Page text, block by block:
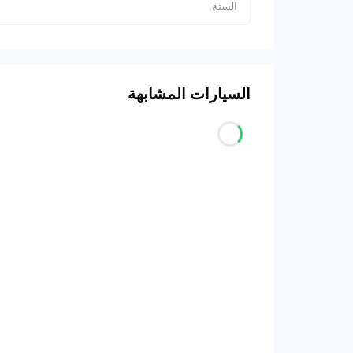
السنة
السيارات المشابهة